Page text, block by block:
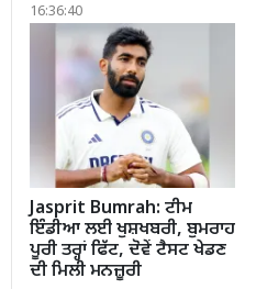
16:36:40
Jasprit Bumrah: ਟੀਮ
ਇੰਡੀਆ ਲਈ ਖੁਸ਼ਖਬਰੀ, ਬੁਮਰਾਹ
ਪੂਰੀ ਤਰ੍ਹਾਂ ਫਿੱਟ, ਦੋਵੇਂ ਟੈਸਟ ਖੇਡਣ
ਦੀ ਮਿਲੀ ਮਨਜ਼ੂਰੀ